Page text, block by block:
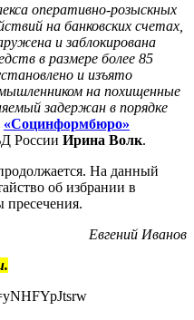
оперативно-розыскных
на банковских счетах,
и заблокирована
в размере более 85
и изъято
на похищенные
задержан в порядке
«Социнформбюро»
России Ирина Волк.
На данный
об избрании в
пресечения.
Евгений Иванов